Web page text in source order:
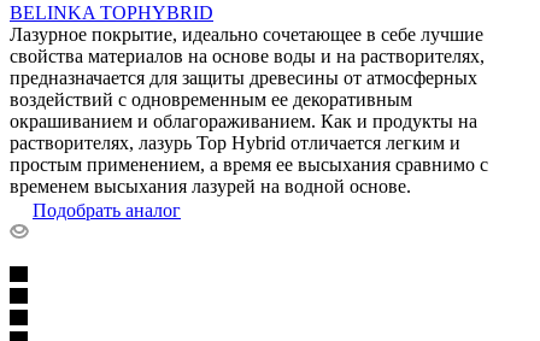
BELINKA TOPHYBRID
Лазурное покрытие, идеально сочетающее в себе лучшие
свойства материалов на основе воды и на растворителях,
предназначается для защиты древесины от атмосферных
воздействий с одновременным ее декоративным
окрашиванием и облагораживанием. Как и продукты на
растворителях, лазурь Top Hybrid отличается легким и
простым применением, а время ее высыхания сравнимо с
временем высыхания лазурей на водной основе.
Подобрать аналог